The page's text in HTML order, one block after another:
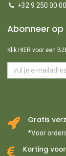
+32 9 250 00 00
Abonneer op
Klik HIER voor een
Gratis
*Voor
Korting